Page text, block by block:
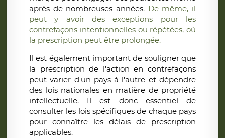
après de nombreuses années. De même, il
peut y avoir des exceptions pour les
contrefaçons intentionnelles ou répétées, où
la prescription peut être prolongée.
Il est également important de souligner que
la prescription de l'action en contrefaçons
peut varier d'un pays à l'autre et dépendre
des lois nationales en matière de propriété
intellectuelle. Il est donc essentiel de
consulter les lois spécifiques de chaque pays
pour connaître les délais de prescription
applicables.